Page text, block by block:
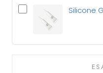
Silicone